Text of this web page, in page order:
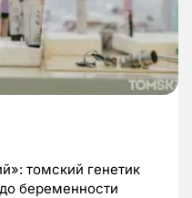
томский генетик
беременности